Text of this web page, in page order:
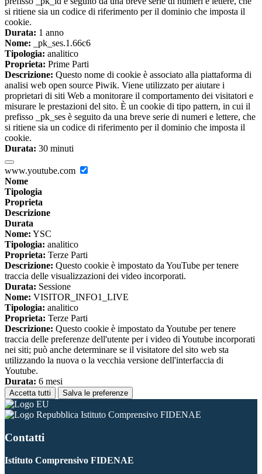
si ritiene sia un codice di riferimento per il dominio che imposta il
cookie.
Durata: 1 anno
Nome: _pk_ses.1.66c6
Tipologia: analitico
Proprieta: Prime Parti
Descrizione: Questo nome di cookie è associato alla piattaforma di
analisi web open source Piwik. Viene utilizzato per aiutare i
proprietari di siti Web a monitorare il comportamento dei visitatori e
misurare le prestazioni del sito. È un cookie di tipo pattern, in cui il
prefisso _pk_ses è seguito da una breve serie di numeri e lettere, che
si ritiene sia un codice di riferimento per il dominio che imposta il
cookie.
Durata: 30 minuti
www.youtube.com
Nome
Tipologia
Proprieta
Descrizione
Durata
Nome: YSC
Tipologia: analitico
Proprieta: Terze Parti
Descrizione: Questo cookie è impostato da YouTube per tenere
traccia delle visualizzazioni dei video incorporati.
Durata: Sessione
Nome: VISITOR_INFO1_LIVE
Tipologia: analitico
Proprieta: Terze Parti
Descrizione: Questo cookie è impostato da Youtube per tenere
traccia delle preferenze dell'utente per i video di Youtube incorporati
nei siti; può anche determinare se il visitatore del sito web sta
utilizzando la nuova o la vecchia versione dell'interfaccia di
Youtube.
Durata: 6 mesi
Accetta tutti Salva le preferenze
Istituto Comprensivo FIDENAE
Contatti
Istituto Comprensivo FIDENAE